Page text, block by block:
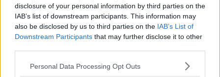
disclosure of your personal information by third parties on the
IAB’s list of downstream participants. This information may
also be disclosed by us to third parties on the IAB’s List of
Downstream Participants that may further disclose it to other
Personal Data Processing Opt Outs
Nadio Stronchi
Se vuoi leggere le notizie principali della Toscana iscriviti alla